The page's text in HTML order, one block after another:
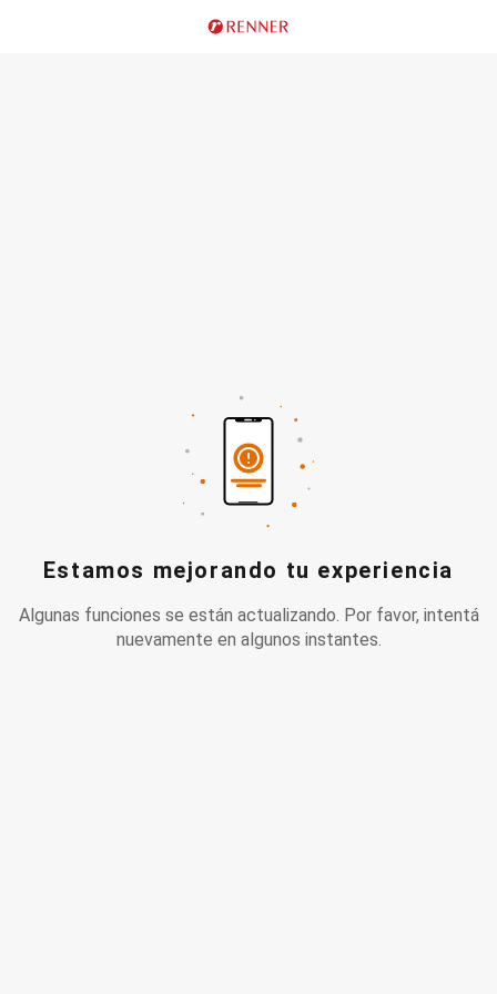
Estamos mejorando tu experiencia
Algunas funciones se están actualizando. Por favor, intentá
nuevamente en algunos instantes.